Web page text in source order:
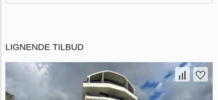
LIGNENDE TILBUD